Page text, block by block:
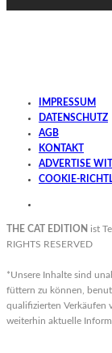
IMPRESSUM
DATENSCHUTZ
AGB
KONTAKT
ADVERTISE
COOKIE-
THE CAT EDITION ist
RIGHTS RESERVED
*Unsere Inhalte sind
füttern zu können,
qualifizierten Verkäufen
weiterhin aktuelle